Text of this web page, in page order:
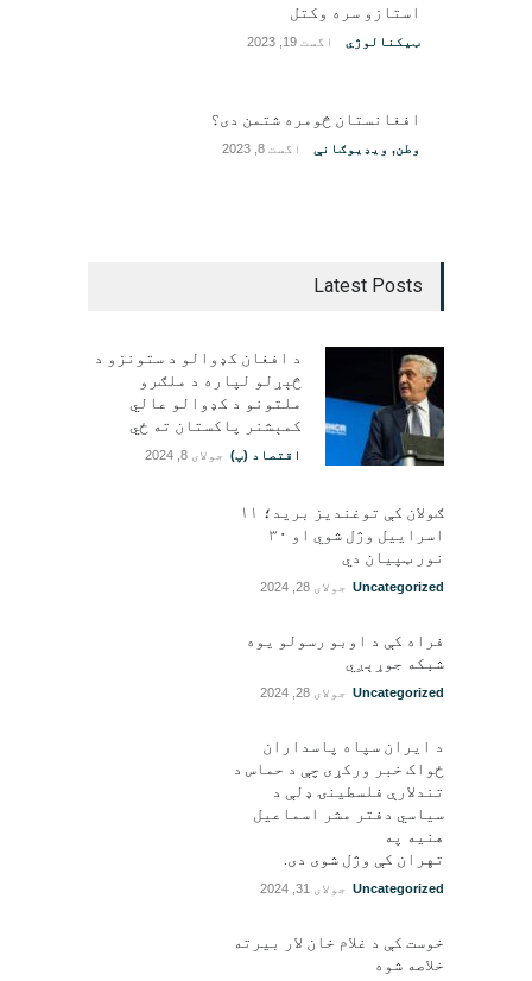
استازو سره وکتل
ټیکنالوژي اگست 19, 2023
افغانستان څومره شتمن دی؟
وطن, ویډیوګانې اگست 8, 2023
Latest Posts
د افغان کډوالو د ستونزو د
څېړلو لپاره د ملګرو
ملتونو د کډوالو عالي
کمېشنر پاکستان ته ځي
اقتصاد (پ) جولای 8, 2024
ګولان کې توغندیز برید؛ ۱۱
اسراییل وژل شوي او ۳۰
نور ټپيان دي
Uncategorized جولای 28, 2024
فراه کې د اوبو رسولو یوه
شبکه جوړېږي
Uncategorized جولای 28, 2024
د ایران سپاه پاسداران
ځواک خبر ورکړی چې د حماس د
تندلارې فلسطينۍ ډلې د
سیاسي دفتر مشر اسماعیل
هنيه په
تهران کې وژل شوی دی.
Uncategorized جولای 31, 2024
خوست کې د غلام خان لار بیرته
خلاصه شوه